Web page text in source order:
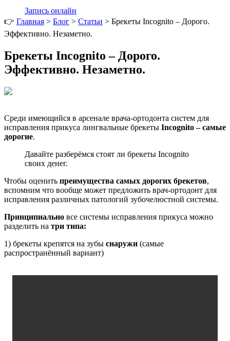
Запись онлайн
👉 Главная > Блог > Статьи > Брекеты Incognito – Дорого.
Эффективно. Незаметно.
Брекеты Incognito – Дорого.
Эффективно. Незаметно.
Среди имеющийся в арсенале врача-ортодонта систем для
исправления прикуса лингвальные брекеты Incognito – самые
дорогие.
Давайте разберёмся стоят ли брекеты Incognito
своих денег.
Чтобы оценить преимущества самых дорогих брекетов,
вспомним что вообще может предложить врач-ортодонт для
исправления различных патологий зубочелюстной системы.
Принципиально все системы исправления прикуса можно
разделить на три типа:
1) брекеты крепятся на зубы снаружи (самые
распространённый вариант)